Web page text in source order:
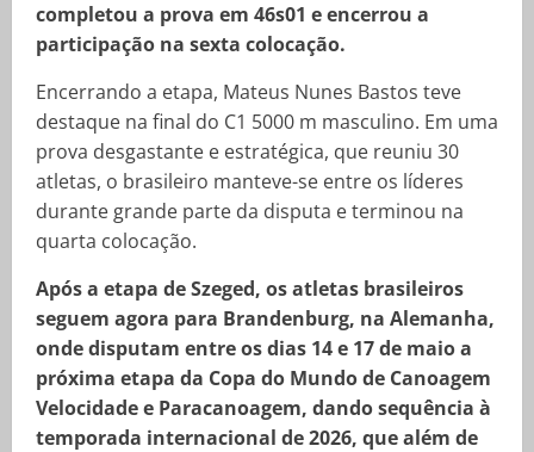
completou a prova em 46s01 e encerrou a
participação na sexta colocação.
Encerrando a etapa, Mateus Nunes Bastos teve
destaque na final do C1 5000 m masculino. Em uma
prova desgastante e estratégica, que reuniu 30
atletas, o brasileiro manteve-se entre os líderes
durante grande parte da disputa e terminou na
quarta colocação.
Após a etapa de Szeged, os atletas brasileiros
seguem agora para Brandenburg, na Alemanha,
onde disputam entre os dias 14 e 17 de maio a
próxima etapa da Copa do Mundo de Canoagem
Velocidade e Paracanoagem, dando sequência à
temporada internacional de 2026, que além de